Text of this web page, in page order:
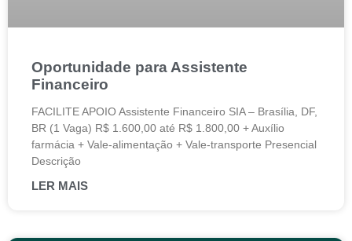
Oportunidade para Assistente
Financeiro
FACILITE APOIO Assistente Financeiro SIA – Brasília, DF,
BR (1 Vaga) R$ 1.600,00 até R$ 1.800,00 + Auxílio
farmácia + Vale-alimentação + Vale-transporte Presencial
Descrição
LER MAIS